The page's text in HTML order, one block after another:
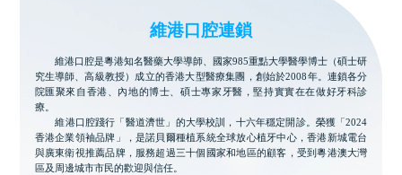
維港口腔連鎖
維港口腔是粵港知名醫藥大學導師、國家985重點大學醫學博士（碩士研
究生導師、高級教授）成立的香港大型醫療集團，創始於2008年。連鎖各分
院匯聚來自香港、內地的博士、碩士專家牙醫，堅持實實在在做好牙科診
療。
維港口腔踐行「醫道濟世」的大學校訓，十六年穩定開診。榮獲「2024
香港企業領袖品牌」，是諾貝爾種植系統全球放心植牙中心，香港新城電台
與廣東衛視推薦品牌，服務超過三十個國家和地區的顧客，受到粵港澳大灣
區及周邊城市市民的歡迎與信任。